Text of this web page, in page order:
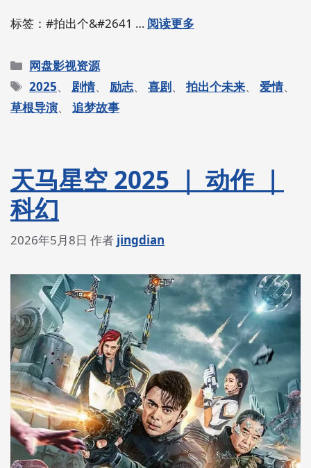
标签：#拍出个&#2641 … 阅读更多
分
类
网盘影视资源
标
签
2025、 剧情、励志、喜剧、拍出个未来、爱情、
草根导演、 追梦故事
天马星空 2025 ｜ 动作 ｜
科幻
2026年5月8日 作者 jingdian